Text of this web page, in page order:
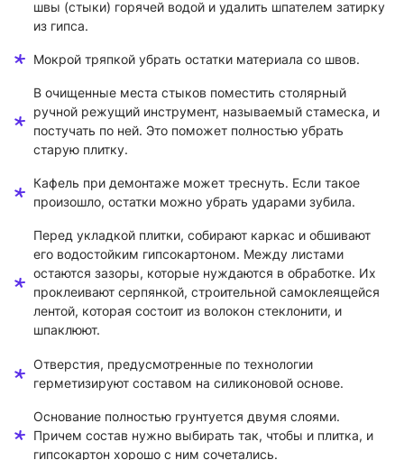
швы (стыки) горячей водой и удалить шпателем затирку
из гипса.
Мокрой тряпкой убрать остатки материала со швов.
В очищенные места стыков поместить столярный
ручной режущий инструмент, называемый стамеска, и
постучать по ней. Это поможет полностью убрать
старую плитку.
Кафель при демонтаже может треснуть. Если такое
произошло, остатки можно убрать ударами зубила.
Перед укладкой плитки, собирают каркас и обшивают
его водостойким гипсокартоном. Между листами
остаются зазоры, которые нуждаются в обработке. Их
проклеивают серпянкой, строительной самоклеящейся
лентой, которая состоит из волокон стеклонити, и
шпаклюют.
Отверстия, предусмотренные по технологии
герметизируют составом на силиконовой основе.
Основание полностью грунтуется двумя слоями.
Причем состав нужно выбирать так, чтобы и плитка, и
гипсокартон хорошо с ним сочетались.